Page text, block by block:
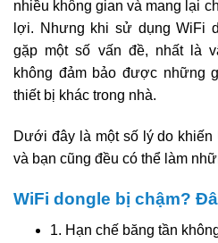
nhiều không gian và mang lại
lợi. Nhưng khi sử dụng WiFi
gặp một số vấn đề, nhất là
không đảm bảo được những
thiết bị khác trong nhà.
Dưới đây là một số lý do khiến
và bạn cũng đều có thể làm
WiFi dongle bị chậm?
1. Hạn chế băng tần